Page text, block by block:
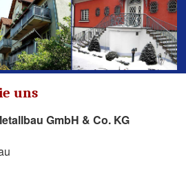
uns
GmbH & Co. KG